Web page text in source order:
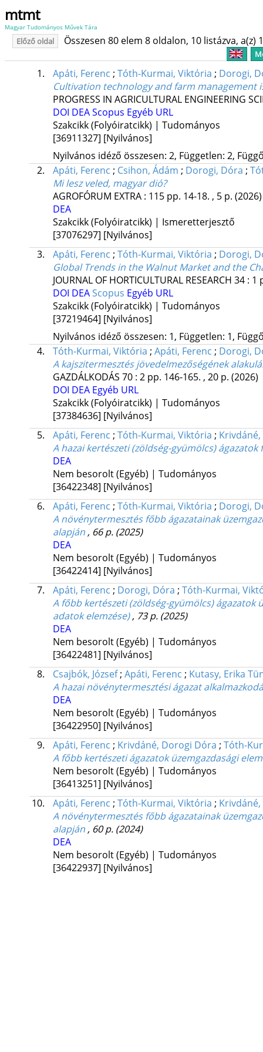
mtmt
Magyar Tudományos Művek Tára
Előző oldal Összesen 80 elem 8 oldalon, 10 listázva, a(z)
1. Apáti, Ferenc ; Tóth-Kurmai, Viktória ; Dorogi,
Cultivation technology and farm
PROGRESS IN AGRICULTURAL ENGINEERING
DOI DEAScopus Egyéb URL
Szakcikk (Folyóiratcikk) | Tudományos
[36911327] [Nyilvános]
Nyilvános idéző összesen: 2, Független: 2,
2.
Apáti, Ferenc ; Csihon, Ádám ; Dorogi, Dóra ;
Mi lesz veled, magyar dió?
AGROFÓRUM EXTRA : 115 pp. 14-18. , 5 p. (2026)
DEA
Szakcikk (Folyóiratcikk) | Ismeretterjesztő
[37076297] [Nyilvános]
3.
Apáti, Ferenc ; Tóth-Kurmai, Viktória ; Dorogi,
Global Trends in the Walnut Market and the
JOURNAL OF HORTICULTURAL RESEARCH 34: 1
DOI DEAScopus Egyéb URL
Szakcikk (Folyóiratcikk) | Tudományos
[37219464] [Nyilvános]
Nyilvános idéző összesen: 1, Független: 1,
4.
Tóth-Kurmai, Viktória ; Apáti, Ferenc ; Dorogi,
A kajszitermesztés jövedelmezőségének
GAZDÁLKODÁS 70: 2 pp. 146-165. , 20 p. (2026)
DOI DEA Egyéb URL
Szakcikk (Folyóiratcikk) | Tudományos
[37384636] [Nyilvános]
5.
Apáti, Ferenc ; Tóth-Kurmai, Viktória ;
A hazai kertészeti (zöldség-gyümölcs)
DEA
Nem besorolt (Egyéb) | Tudományos
[36422348] [Nyilvános]
6.
Apáti, Ferenc ; Tóth-Kurmai, Viktória ; Dorogi,
A növénytermesztés főbb ágazatainak
alapján, 66 p. (2025)
DEA
Nem besorolt (Egyéb) | Tudományos
[36422414] [Nyilvános]
7.
Apáti, Ferenc ; Dorogi, Dóra ; Tóth-Kurmai,
A főbb kertészeti (zöldség-gyümölcs) ágazatok
adatok elemzése), 73 p. (2025)
DEA
Nem besorolt (Egyéb) | Tudományos
[36422481] [Nyilvános]
8.
Csajbók, József; Apáti, Ferenc ; Kutasy, Erika
A hazai növénytermesztési ágazat
DEA
Nem besorolt (Egyéb) | Tudományos
[36422950] [Nyilvános]
9.
Apáti, Ferenc ; Krivdáné, Dorogi Dóra ; Tóth-
A főbb kertészeti ágazatok üzemgazdasági
Nem besorolt (Egyéb) | Tudományos
[36413251] [Nyilvános]
10.
Apáti, Ferenc ; Tóth-Kurmai, Viktória ;
A növénytermesztés főbb ágazatainak
alapján, 60 p. (2024)
DEA
Nem besorolt (Egyéb) | Tudományos
[36422937] [Nyilvános]